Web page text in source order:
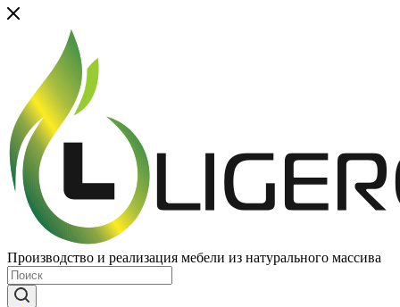
Производство и реализация мебели из натурального массива